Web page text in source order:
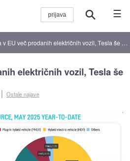
☰
EU več prodanih električnih vozil, Tesla še naprej izgublja
električnih vozil, Tesla še
Ostale najave